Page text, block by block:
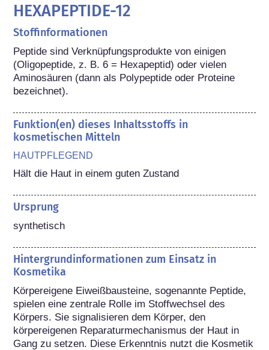
HEXAPEPTIDE-12
Stoffinformationen
Peptide sind Verknüpfungsprodukte von einigen
(Oligopeptide, z. B. 6 = Hexapeptid) oder vielen
Aminosäuren (dann als Polypeptide oder Proteine
bezeichnet).
Funktion(en) dieses Inhaltsstoffs in
kosmetischen Mitteln
HAUTPFLEGEND
Hält die Haut in einem guten Zustand
Ursprung
synthetisch
Hintergrundinformationen zum Einsatz in
Kosmetika
Körpereigene Eiweißbausteine, sogenannte Peptide,
spielen eine zentrale Rolle im Stoffwechsel des
Körpers. Sie signalisieren dem Körper, den
körpereigenen Reparaturmechanismus der Haut in
Gang zu setzen. Diese Erkenntnis nutzt die Kosmetik